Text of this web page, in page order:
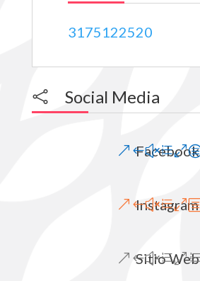
3175122520
 Social Media
Facebook
Instagram
Sitio Web